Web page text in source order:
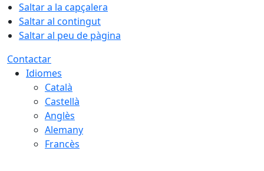
Saltar a la capçalera
Saltar al contingut
Saltar al peu de pàgina
Contactar
Idiomes
Català
Castellà
Anglès
Alemany
Francès